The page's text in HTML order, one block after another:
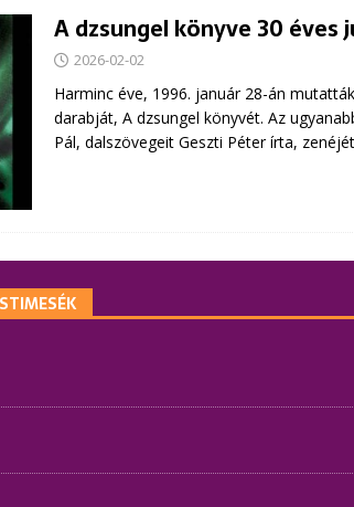
A dzsungel könyve 30 éves
2026-02-02
Harminc éve, 1996. január 28-án
darabját, A dzsungel könyvét. Az
Pál, dalszövegeit Geszti Péter írta, zenéjét